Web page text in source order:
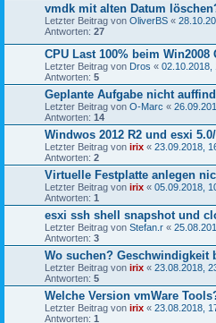
vmdk mit alten Datum
Letzter Beitrag von OliverBS «
Antworten: 27
CPU Last 100% beim
Letzter Beitrag von Dros « 02.10.2018,
Antworten: 5
Geplante Aufgabe nicht
Letzter Beitrag von O-Marc «
Antworten: 14
Windwos 2012 R2 und esxi
Letzter Beitrag von irix « 23.09.2018,
Antworten: 2
Virtuelle Festplatte anlegen
Letzter Beitrag von irix « 05.09.2018,
Antworten: 1
esxi ssh shell snapshot und
Letzter Beitrag von Stefan.r «
Antworten: 3
Wo suchen? Geschwindigkeit
Letzter Beitrag von irix « 23.08.2018,
Antworten: 5
Welche Version vmWare
Letzter Beitrag von irix « 23.08.2018,
Antworten: 1